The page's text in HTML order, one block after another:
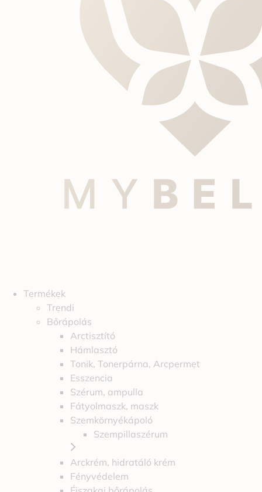
Termékek
Trendi
Bőrápolás
Arctisztító
Hámlasztó
Tonik, Tonerpárna, Arcpermet
Esszencia
Szérum, ampulla
Fátyolmaszk, maszk
Szemkörnyékápoló
Szempillaszérum
Arckrém, hidratáló krém
Fényvédelem